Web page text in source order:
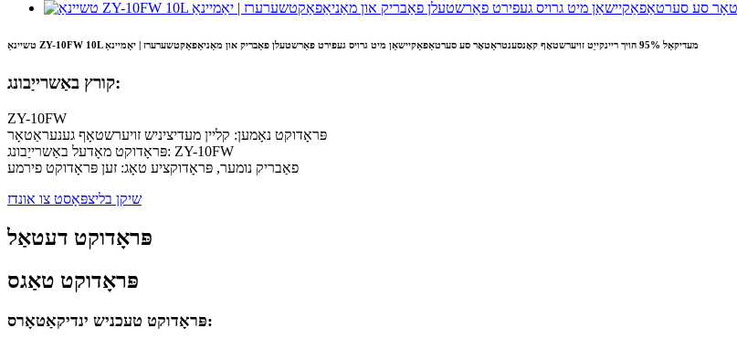
טשיינאַ ZY-10FW 10L מעדיקאַל 95% הויך ריינקייַט זויערשטאָף קאָנסענטראַטאָר סע סערטאַפאַקיישאַן מיט גרויס געפירט פאַרשטעלן פאַבריק און מאַניאַפאַקטשערערז | יאַמיינאַ
קורץ באַשרייַבונג:
ZY-10FW
פּראָדוקט נאָמען: קליין מעדיציניש זויערשטאָף גענעראַטאָר
פּראָדוקט מאָדעל באַשרייַבונג: ZY-10FW
פאַבריק נומער, פּראָדוקציע טאָג: זען פּראָדוקט פירמע
שיקן בליצפּאָסט צו אונדז
פּראָדוקט דעטאַל
פּראָדוקט טאַגס
פּראָדוקט טעכניש ינדיקאַטאָרס: